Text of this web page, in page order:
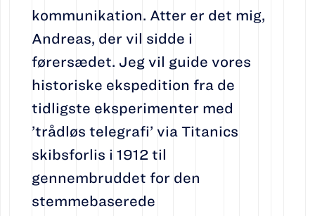
kommunikation. Atter er det mig,
Andreas, der vil sidde i
førersædet. Jeg vil guide vores
historiske ekspedition fra de
tidligste eksperimenter med
’trådløs telegrafi’ via Titanics
skibsforlis i 1912 til
gennembruddet for den
stemmebaserede